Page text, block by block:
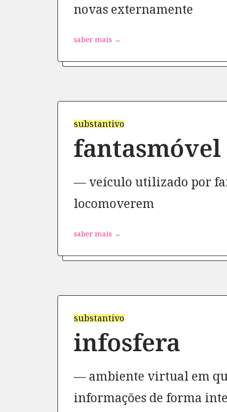
novas externamente
saber mais →
substantivo
fantasmóvel
veículo utilizado por
locomoverem
saber mais →
substantivo
infosfera
ambiente virtual em
informações de forma